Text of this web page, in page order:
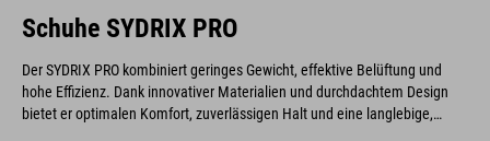
Schuhe SYDRIX PRO
Der SYDRIX PRO kombiniert geringes Gewicht, effektive Belüftung und
hohe Effizienz. Dank innovativer Materialien und durchdachtem Design
bietet er optimalen Komfort, zuverlässigen Halt und eine langlebige,